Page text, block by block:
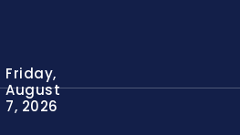
Friday,
August
7, 2026